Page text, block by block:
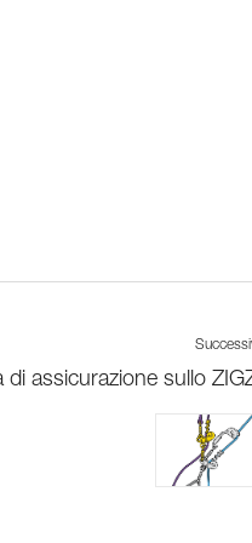
assicurazione sullo